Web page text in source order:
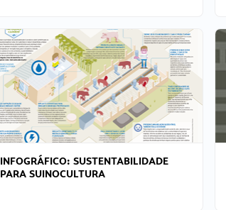
INFOGRÁFICO: SUSTENTABILIDADE
PARA SUINOCULTURA